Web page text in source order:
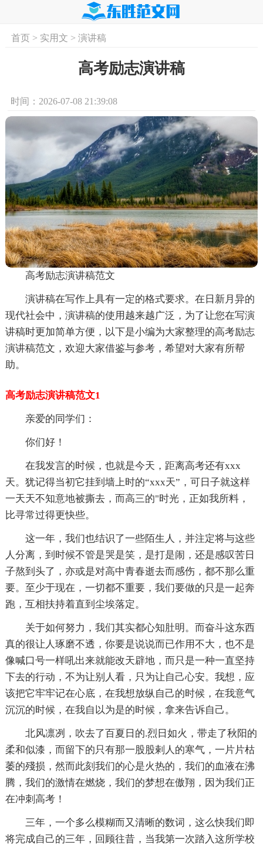
首页 实用文
首页> 实用文 > 演讲稿
高考励志演讲稿
时间：2026-07-08 21:39:08
高考励志演讲稿范文
演讲稿在写作上具有一定的格式要求。在日新月异的
现代社会中，演讲稿的使用越来越广泛，为了让您在写演
讲稿时更加简单方便，以下是小编为大家整理的高考励志
演讲稿范文，欢迎大家借鉴与参考，希望对大家有所帮
助。
高考励志演讲稿范文1
亲爱的同学们：
你们好！
在我发言的时候，也就是今天，距离高考还有xxx
天。犹记得当初它挂到墙上时的“xxx天”，可日子就这样
一天天不知意地被撕去，而高三的"时光，正如我所料，
比寻常过得更快些。
这一年，我们也结识了一些陌生人，并注定将与这些
人分离，到时候不管是哭是笑，是打是闹，还是感叹苦日
子熬到头了，亦或是对高中青春逝去而感伤，都不那么重
要。至少于现在，一切都不重要，我们要做的只是一起奔
跑，互相扶持着直到尘埃落定。
关于如何努力，我们其实都心知肚明。而奋斗这东西
真的很让人琢磨不透，你要是说说而已作用不大，也不是
像喊口号一样吼出来就能改天辟地，而只是一种一直坚持
下去的行动，不为让别人看，只为让自己心安。我想，应
该把它牢牢记在心底，在我想放纵自己的时候，在我意气
沉沉的时候，在我自以为是的时候，拿来告诉自己。
北风凛冽，吹去了百夏日的.烈日如火，带走了秋阳的
柔和似漆，而留下的只有那一股股剌人的寒气，一片片枯
萎的殘损，然而此刻我们的心是火热的，我们的血液在沸
腾，我们的激情在燃烧，我们的梦想在傲翔，因为我们正
在冲刺高考！
三年，一个多么模糊而又清晰的数词，这么快我们即
将完成自己的三年，回顾往昔，当我第一次踏入这所学校